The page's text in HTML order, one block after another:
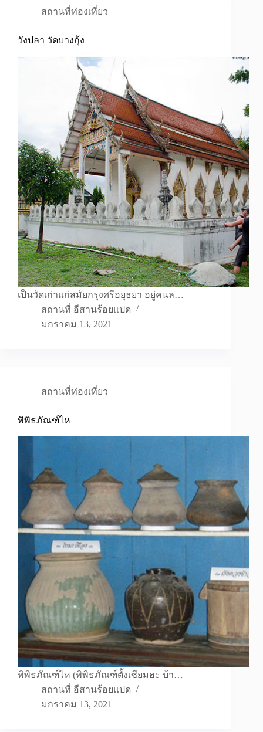
สถานที่ท่องเที่ยว
วังปลา วัดบางกุ้ง
เป็นวัดเก่าแก่สมัยกรุงศรีอยุธยา อยู่คนล…
สถานที่ อีสานร้อยแปด
มกราคม 13, 2021
สถานที่ท่องเที่ยว
พิพิธภัณฑ์ไห
พิพิธภัณฑ์ไห (พิพิธภัณฑ์ตั้งเซียมฮะ บ้า…
สถานที่ อีสานร้อยแปด
มกราคม 13, 2021